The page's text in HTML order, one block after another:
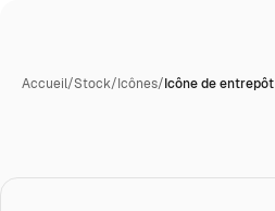
Accueil/Stock/Icônes/Icône de entrepôt